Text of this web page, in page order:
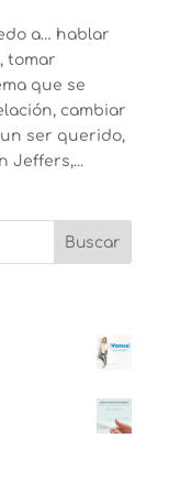
a… hablar
tomar
que se
cambiar
ser querido,
Jeffers,...